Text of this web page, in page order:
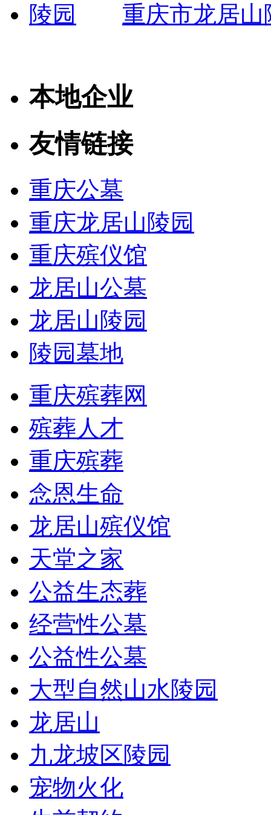
重庆市龙居山
本地企业
友情链接
重庆公墓
重庆龙居山陵园
重庆殡仪馆
龙居山公墓
龙居山陵园
陵园墓地
重庆殡葬网
殡葬人才
重庆殡葬
念恩生命
龙居山殡仪馆
天堂之家
公益生态葬
经营性公墓
公益性公墓
大型自然山水陵园
龙居山
九龙坡区陵园
宠物火化